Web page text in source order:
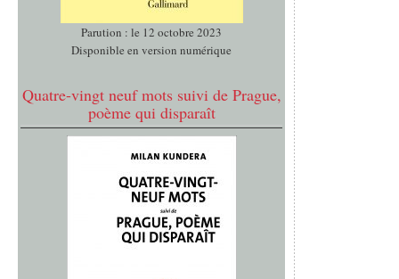
Parution : le 12 octobre 2023
Disponible en version numérique
Quatre-vingt neuf mots suivi de Prague,
poème qui disparaît